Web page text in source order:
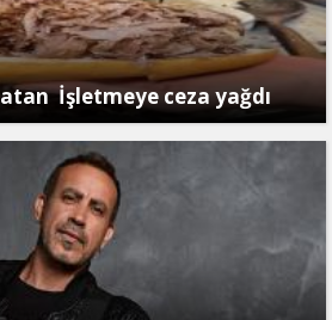
İşletmeye ceza yağdı